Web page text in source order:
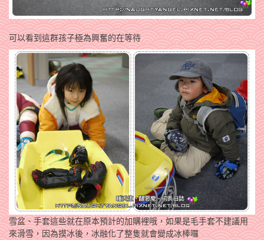
可以看到這群孩子極為興奮的在等待
雪盆、手套這些就在原本預計的加購裡哦，如果是毛手套不建議用
來滑雪，因為摸冰後，冰融化了整隻就會變成冰棒囉